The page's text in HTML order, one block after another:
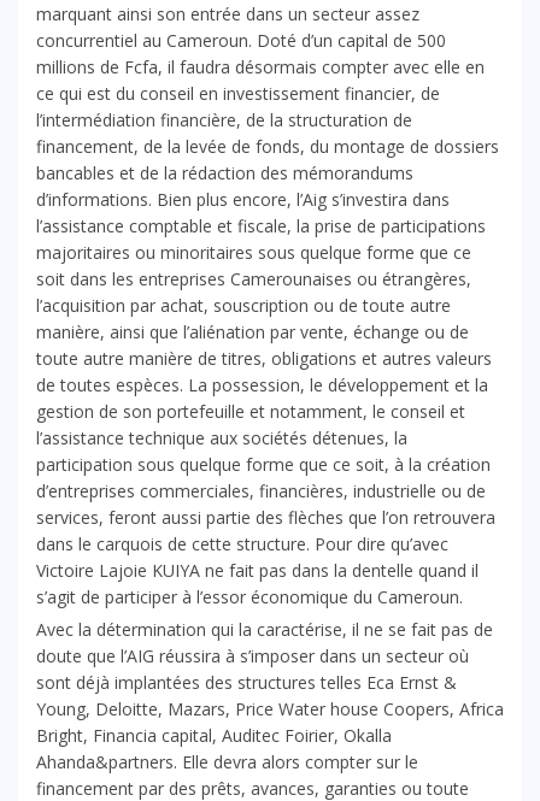
marquant ainsi son entrée dans un secteur assez
concurrentiel au Cameroun. Doté d’un capital de 500
millions de Fcfa, il faudra désormais compter avec elle en
ce qui est du conseil en investissement financier, de
l’intermédiation financière, de la structuration de
financement, de la levée de fonds, du montage de dossiers
bancables et de la rédaction des mémorandums
d’informations. Bien plus encore, l’Aig s’investira dans
l’assistance comptable et fiscale, la prise de participations
majoritaires ou minoritaires sous quelque forme que ce
soit dans les entreprises Camerounaises ou étrangères,
l’acquisition par achat, souscription ou de toute autre
manière, ainsi que l’aliénation par vente, échange ou de
toute autre manière de titres, obligations et autres valeurs
de toutes espèces. La possession, le développement et la
gestion de son portefeuille et notamment, le conseil et
l’assistance technique aux sociétés détenues, la
participation sous quelque forme que ce soit, à la création
d’entreprises commerciales, financières, industrielle ou de
services, feront aussi partie des flèches que l’on retrouvera
dans le carquois de cette structure. Pour dire qu’avec
Victoire Lajoie KUIYA ne fait pas dans la dentelle quand il
s’agit de participer à l’essor économique du Cameroun.
Avec la détermination qui la caractérise, il ne se fait pas de
doute que l’AIG réussira à s’imposer dans un secteur où
sont déjà implantées des structures telles Eca Ernst &
Young, Deloitte, Mazars, Price Water house Coopers, Africa
Bright, Financia capital, Auditec Foirier, Okalla
Ahanda&partners. Elle devra alors compter sur le
financement par des prêts, avances, garanties ou toute